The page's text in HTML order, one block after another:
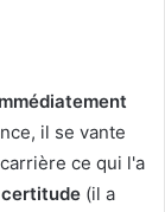
il se vante
ce qui l'a
(il a